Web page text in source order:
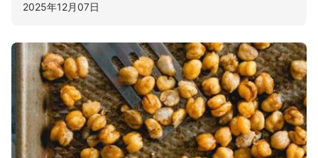
2025年12月07日